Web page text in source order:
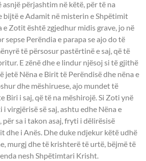
asnjë përjashtim në këtë, për të na
bijtë e Adamit në misterin e Shpëtimit
Zotit është zgjedhur midis grave, jo në
sepse Perëndia e parapa se ajo do të
të përsosur pastërtinë e saj, që të
E zënë dhe e lindur njësoj si të gjithë
jetë Nëna e Birit të Perëndisë dhe nëna e
dhe mëshiruese, ajo mundet të
Biri i saj, që të na mëshirojë. Si Zoti ynë
virgjërisë së saj, ashtu edhe Nëna e
sa i takon asaj, fryti i dëlirësisë
dhe i Anës. Dhe duke ndjekur këtë udhë
murgj dhe të krishterë të urtë, bëjmë të
nesh Shpëtimtari Krisht.